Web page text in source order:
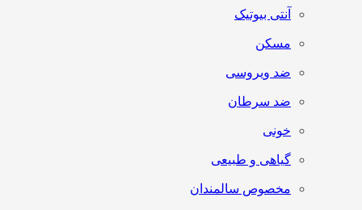
آنتی‌ بیوتیک
مسکن
ضد ویروسی
ضد سرطان
خونی
گیاهی و طبیعی
مخصوص سالمندان